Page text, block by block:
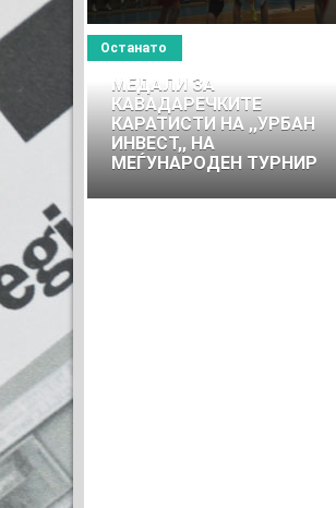
МЕДАЛИ ЗА
КАВАДАРЕЧКИТЕ
КАРАТИСТИ НА ,,УРБАН
ИНВЕСТ,, НА
МЕЃУНАРОДЕН ТУРНИР
Останато